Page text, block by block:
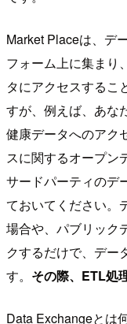
Market Placeは、デ
フォーム上に集まり
タにアクセスするこ
すが、例えば、あな
健康データへのアク
スに関するオープン
サードパーティのデ
ておいてください。
場合や、パブリック
クするだけで、デー
す。 その際、ETL処
Data Exchangeとは